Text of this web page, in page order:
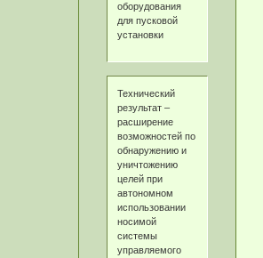
оборудования
для пусковой
установки
Технический
результат –
расширение
возможностей по
обнаружению и
уничтожению
целей при
автономном
использовании
носимой
системы
управляемого